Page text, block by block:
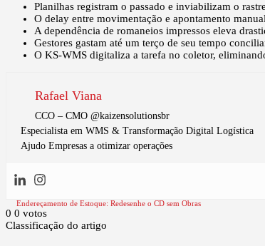
Planilhas registram o passado e inviabilizam o
O delay entre movimentação e apontamento
A dependência de romaneios impressos eleva
Gestores gastam até um terço de seu tempo
O KS-WMS digitaliza a tarefa no coletor,
Rafael Viana
CCO – CMO @kaizensolutionsbr
Especialista em WMS & Transformação Digital Logística
Ajudo Empresas a otimizar operações
Endereçamento de Estoque: Redesenhe o CD sem Obras
0 0 votos
Classificação do artigo